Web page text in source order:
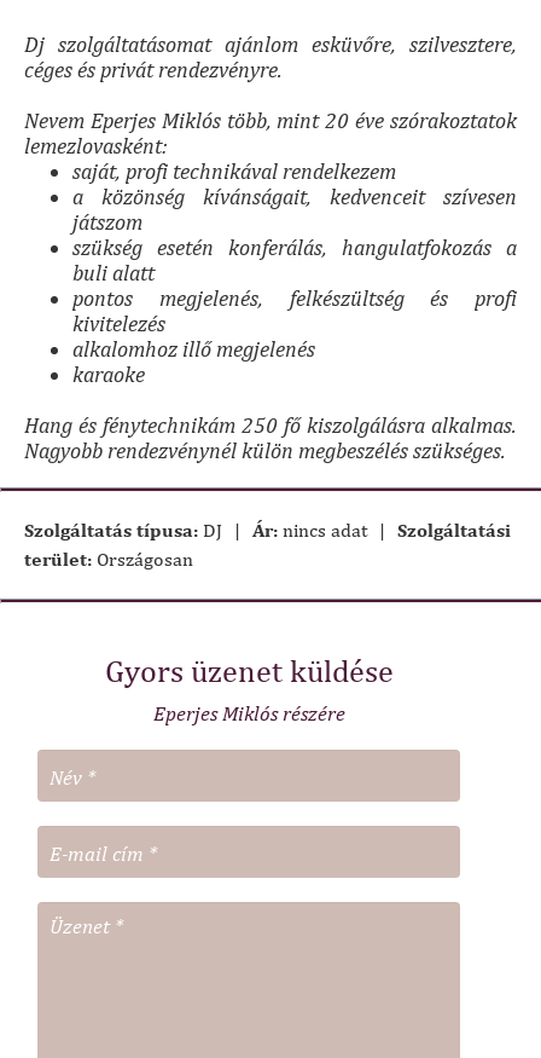
Dj szolgáltatásomat ajánlom esküvőre, szilvesztere,
céges és privát rendezvényre.
Nevem Eperjes Miklós több, mint 20 éve szórakoztatok
lemezlovasként:
saját, profi technikával rendelkezem
a közönség kívánságait, kedvenceit szívesen
játszom
szükség esetén konferálás, hangulatfokozás a
buli alatt
pontos megjelenés, felkészültség és profi
kivitelezés
alkalomhoz illő megjelenés
karaoke
Hang és fénytechnikám 250 fő kiszolgálásra alkalmas.
Nagyobb rendezvénynél külön megbeszélés szükséges.
Szolgáltatás típusa: DJ | Ár: nincs adat | Szolgáltatási
terület: Országosan
Gyors üzenet küldése
Eperjes Miklós részére